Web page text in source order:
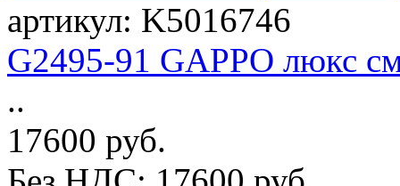
артикул: K5016746
G2495-91 GAPPO люкс
..
17600 руб.